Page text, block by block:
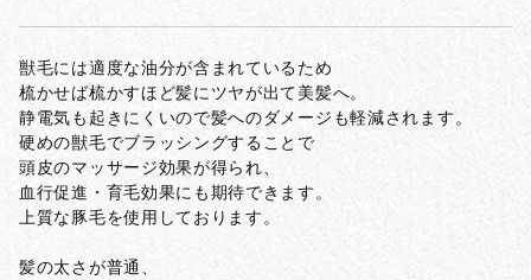
獣毛には適度な油分が含まれているため
梳かせば梳かすほど髪にツヤが出て美髪へ。
静電気も起きにくいので髪へのダメージも軽減されます。
硬めの獣毛でブラッシングすることで
頭皮のマッサージ効果が得られ、
血行促進・育毛効果にも期待できます。
上質な豚毛を使用しております。
髪の太さが普通、